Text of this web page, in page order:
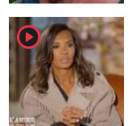
player2